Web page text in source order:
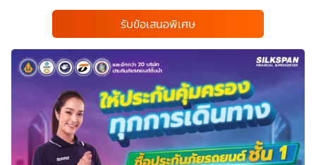
รับข้อเสนอพิเศษ